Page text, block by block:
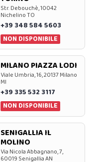
Str. Debouchè, 10042
Nichelino TO
+39 348 584 5603
NON DISPONIBILE
MILANO PIAZZA LODI
Viale Umbria, 16, 20137 Milano
MI
+39 335 532 3117
NON DISPONIBILE
SENIGALLIA IL
MOLINO
Via Nicola Abbagnano, 7,
60019 Senigallia AN